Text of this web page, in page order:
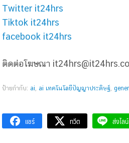
Twitter it24hrs
Tiktok it24hrs
facebook it24hrs
ติดต่อโฆษณา
ป้ายกำกับ: ai ai เทคโนโลยีปัญญาประดิษฐ์
แชร์ ทวีต ส่งไลน์